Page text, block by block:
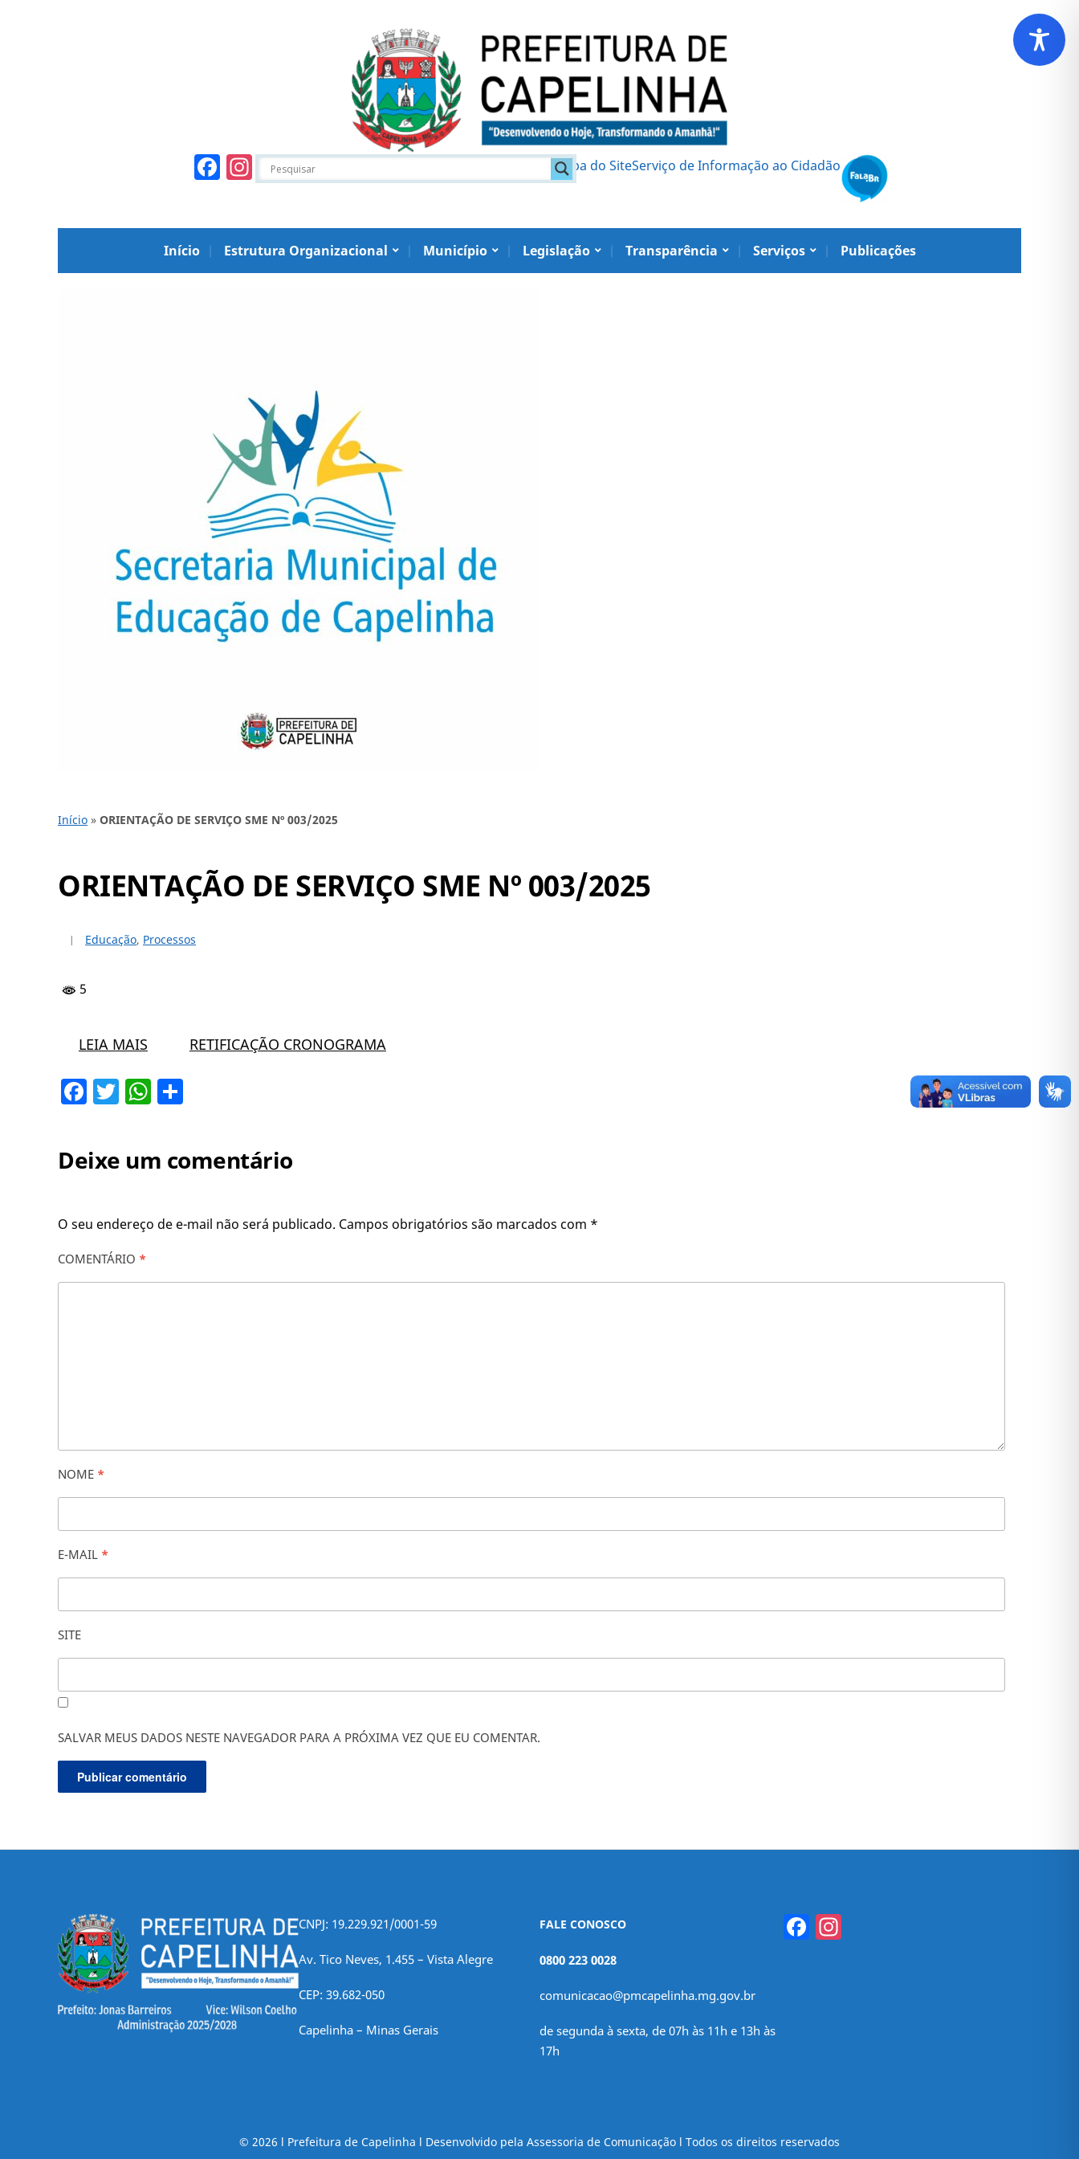
Facebook
Instagram Mapa do SiteServiço de Informação ao Cidadão
Início Estrutura Organizacional Município Legislação Transparência Serviços Publicações
Início » ORIENTAÇÃO DE SERVIÇO SME Nº 003/2025
ORIENTAÇÃO DE SERVIÇO SME Nº 003/2025
Educação, Processos
5
LEIA MAIS RETIFICAÇÃO CRONOGRAMA
Facebook
TwitterWhatsApp
Deixe um comentário
O seu endereço de e-mail não será publicado. Campos obrigatórios são marcados com *
COMENTÁRIO *
NOME *
E-MAIL *
SITE
SALVAR MEUS DADOS NESTE NAVEGADOR PARA A PRÓXIMA VEZ QUE EU COMENTAR.
CNPJ: 19.229.921/0001-59
Av. Tico Neves, 1.455 – Vista Alegre
CEP: 39.682-050
Capelinha – Minas Gerais
FALE CONOSCO
0800 223 0028
comunicacao@pmcapelinha.mg.gov.br
de segunda à sexta, de 07h às 11h e 13h às
17h
Facebook
© 2026 l Prefeitura de Capelinha l Desenvolvido pela Assessoria de Comunicação l Todos os direitos reservados